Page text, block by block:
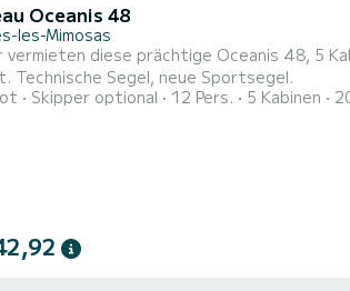
Oceanis 48
les-Mimosas
diese prächtige Oceanis 48, 5 Kabinen, ab Bormes-les-
renoviert. Technische Segel, neue Sportsegel.
Skipper optional 12 Pers. 5 Kabinen